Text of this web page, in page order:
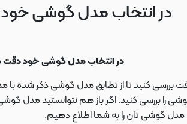
در انتخاب مدل گوشی
در انتخاب مدل گوشی خود دقت
بررسی کنید تا از تطابق مدل گوشی ذکر شده
بررسی کنید. اگر باز هم نتوانستید مدل
مدل گوشی تان را به شما اطلاع دهیم.